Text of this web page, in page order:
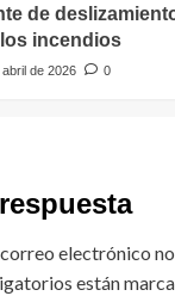
de
incendios
de 2026 0
electrónico
están